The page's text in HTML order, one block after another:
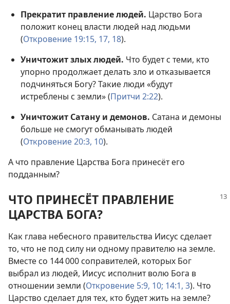
Прекратит правление людей. Царство Бога
положит конец власти людей над людьми
(Откровение 19:15, 17, 18).
Уничтожит злых людей. Что будет с теми, кто
упорно продолжает делать зло и отказывается
подчиняться Богу? Такие люди «будут
истреблены с земли» (Притчи 2:22).
Уничтожит Сатану и демонов. Сатана и демоны
больше не смогут обманывать людей
(Откровение 20:3, 10).
А что правление Царства Бога принесёт его
подданным?
ЧТО ПРИНЕСЁТ ПРАВЛЕНИЕ
ЦАРСТВА БОГА?
Как глава небесного правительства Иисус сделает
то, что не под силу ни одному правителю на земле.
Вместе со 144 000 соправителей, которых Бог
выбрал из людей, Иисус исполнит волю Бога в
отношении земли (Откровение 5:9, 10; 14:1, 3). Что
Царство сделает для тех, кто будет жить на земле?